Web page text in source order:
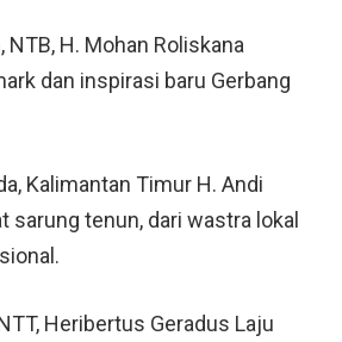
NTB, H. Mohan Roliskana
dan inspirasi baru Gerbang
Kalimantan Timur H. Andi
sarung tenun, dari wastra lokal
Heribertus Geradus Laju